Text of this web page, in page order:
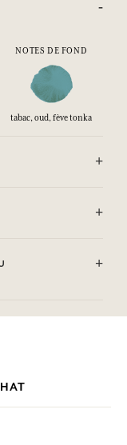
NOTES DE FOND
tabac, oud, fève tonka
Citronellol,
veuillez